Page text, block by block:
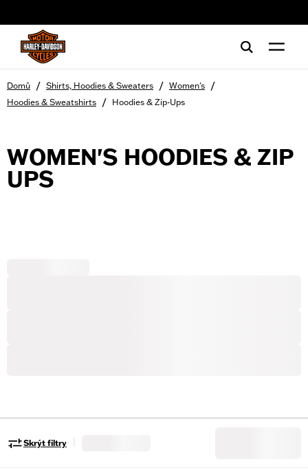
Domů / Shirts, Hoodies & Sweaters / Women's /
Hoodies & Sweatshirts / Hoodies & Zip-Ups
WOMEN'S HOODIES & ZIP
UPS
Skrýt filtry